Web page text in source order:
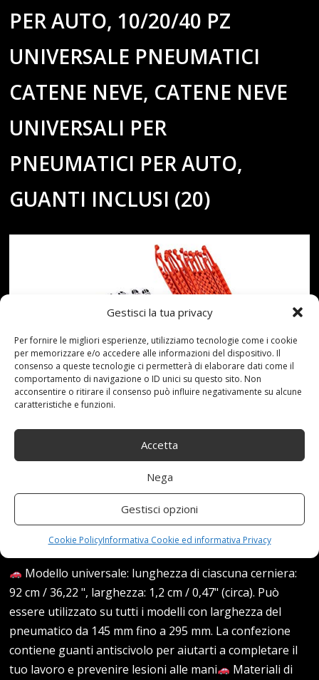
Gestisci la tua privacy
Per fornire le migliori esperienze, utilizziamo tecnologie come i cookie
per memorizzare e/o accedere alle informazioni del dispositivo. Il
consenso a queste tecnologie ci permetterà di elaborare dati come il
comportamento di navigazione o ID unici su questo sito. Non
acconsentire o ritirare il consenso può influire negativamente su alcune
caratteristiche e funzioni.
Accetta
Nega
Gestisci opzioni
Cookie PolicyInformativa Cookie ed informativa Privacy
PER AUTO, 10/20/40 PZ
UNIVERSALE PNEUMATICI
CATENE NEVE, CATENE NEVE
UNIVERSALI PER
PNEUMATICI PER AUTO,
GUANTI INCLUSI (20)
Modello universale: lunghezza di ciascuna cerniera:
92 cm / 36,22 ", larghezza: 1,2 cm / 0,47" (circa). Può
essere utilizzato su tutti i modelli con larghezza del
pneumatico da 145 mm fino a 295 mm. La confezione
contiene guanti antiscivolo per aiutarti a completare il
tuo lavoro e prevenire lesioni alle mani
Materiali di